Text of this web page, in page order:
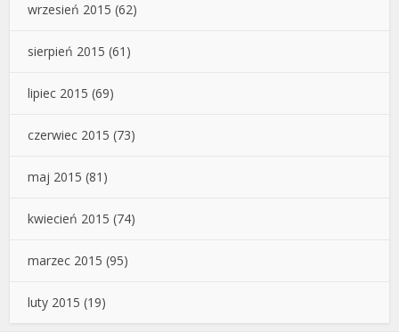
wrzesień 2015 (62)
sierpień 2015 (61)
lipiec 2015 (69)
czerwiec 2015 (73)
maj 2015 (81)
kwiecień 2015 (74)
marzec 2015 (95)
luty 2015 (19)